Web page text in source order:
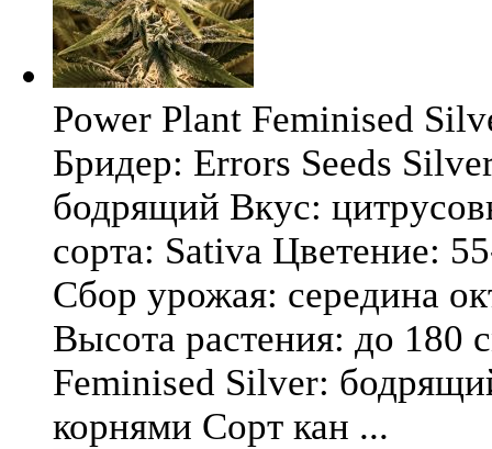
Power Plant Feminised
Бридер: Errors Seeds
бодрящий Вкус:
сорта: Sativa Цветение:
Сбор урожая: середина
Высота растения: до 180
Feminised Silver:
корнями Сорт кан ...